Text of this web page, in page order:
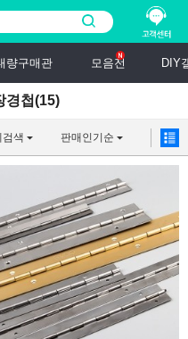
량구매관 모음전 DIY
경첩(15)
검색 판매인기순